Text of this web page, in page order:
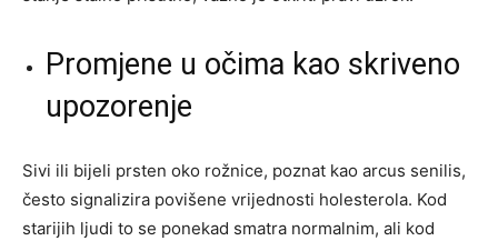
Promjene u očima kao skriveno
upozorenje
Sivi ili bijeli prsten oko rožnice, poznat kao arcus senilis,
često signalizira povišene vrijednosti holesterola. Kod
starijih ljudi to se ponekad smatra normalnim, ali kod